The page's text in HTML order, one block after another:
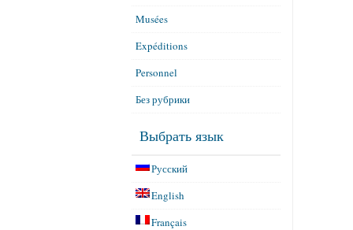
Musées
Expéditions
Personnel
Без рубрики
Выбрать язык
Русский
English
Français